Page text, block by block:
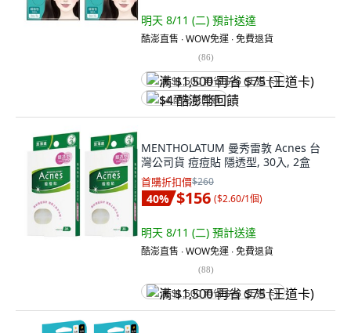
明天 8/11 (二) 預計送達
酷澎直售 ∙ WOW免運 ∙ 免費退貨
(86)
满 $1,500 再省 $75 (王道卡)
$4 酷澎幣回饋
MENTHOLATUM 曼秀雷敦 Acnes 台
灣公司貨 痘痘貼 隱透型, 30入, 2盒
首購折扣價$260
40% $156 ($2.60/1個)
明天 8/11 (二) 預計送達
酷澎直售 ∙ WOW免運 ∙ 免費退貨
(88)
满 $1,500 再省 $75 (王道卡)